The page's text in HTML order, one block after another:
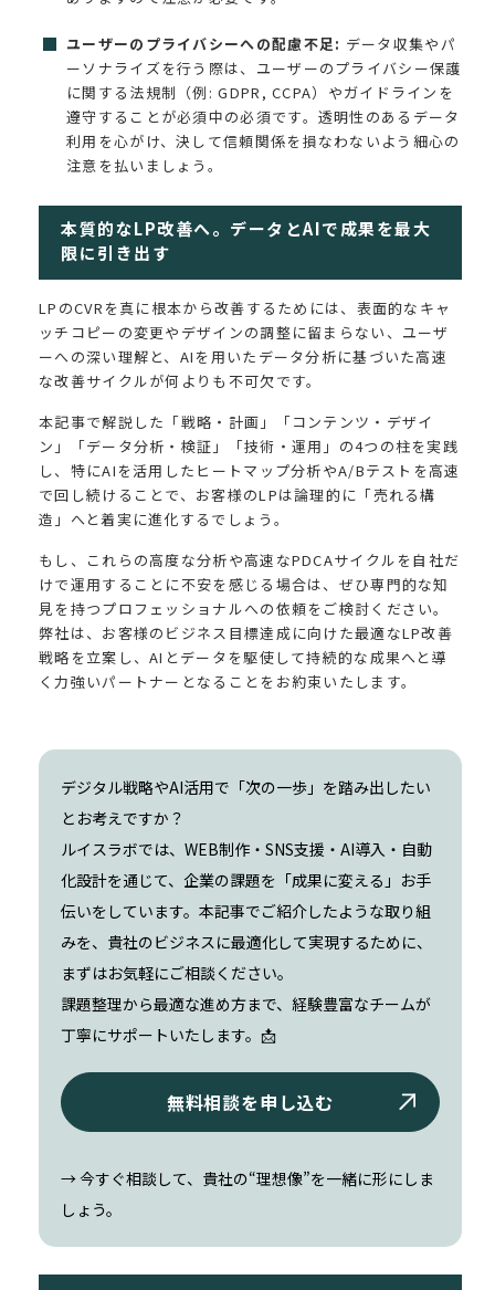
ユーザーのプライバシーへの配慮不足: データ収集やパ
ーソナライズを行う際は、ユーザーのプライバシー保護
に関する法規制（例: GDPR, CCPA）やガイドラインを
遵守することが必須中の必須です。透明性のあるデータ
利用を心がけ、決して信頼関係を損なわないよう細心の
注意を払いましょう。
本質的なLP改善へ。データとAIで成果を最大
限に引き出す
LPのCVRを真に根本から改善するためには、表面的なキャ
ッチコピーの変更やデザインの調整に留まらない、ユーザ
ーへの深い理解と、AIを用いたデータ分析に基づいた高速
な改善サイクルが何よりも不可欠です。
本記事で解説した「戦略・計画」「コンテンツ・デザイ
ン」「データ分析・検証」「技術・運用」の4つの柱を実践
し、特にAIを活用したヒートマップ分析やA/Bテストを高速
で回し続けることで、お客様のLPは論理的に「売れる構
造」へと着実に進化するでしょう。
もし、これらの高度な分析や高速なPDCAサイクルを自社だ
けで運用することに不安を感じる場合は、ぜひ専門的な知
見を持つプロフェッショナルへの依頼をご検討ください。
弊社は、お客様のビジネス目標達成に向けた最適なLP改善
戦略を立案し、AIとデータを駆使して持続的な成果へと導
く力強いパートナーとなることをお約束いたします。
デジタル戦略やAI活用で「次の一歩」を踏み出したい
とお考えですか？
ルイスラボでは、WEB制作・SNS支援・AI導入・自動
化設計を通じて、企業の課題を「成果に変える」お手
伝いをしています。本記事でご紹介したような取り組
みを、貴社のビジネスに最適化して実現するために、
まずはお気軽にご相談ください。
課題整理から最適な進め方まで、経験豊富なチームが
丁寧にサポートいたします。📩
無料相談を申し込む
→ 今すぐ相談して、貴社の“理想像”を一緒に形にしま
しょう。